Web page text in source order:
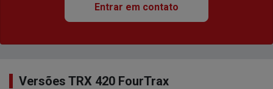
Entrar em contato
Versões TRX 420 FourTrax